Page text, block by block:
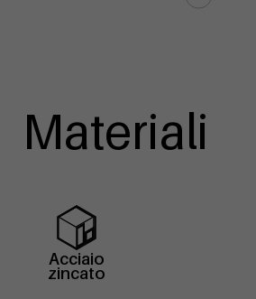
Materiali
Acciaio
zincato